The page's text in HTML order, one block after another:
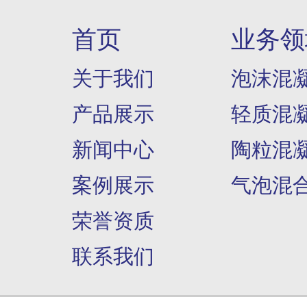
首页
关于我们
产品展示
新闻中心
案例展示
荣誉资质
联系我们
业务
泡沫混
轻质混
陶粒混
气泡混